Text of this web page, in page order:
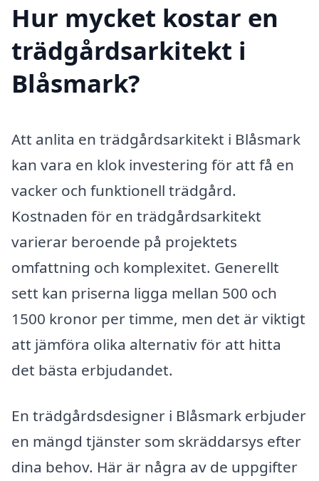
Hur mycket kostar en
trädgårdsarkitekt i
Blåsmark?
Att anlita en trädgårdsarkitekt i Blåsmark
kan vara en klok investering för att få en
vacker och funktionell trädgård.
Kostnaden för en trädgårdsarkitekt
varierar beroende på projektets
omfattning och komplexitet. Generellt
sett kan priserna ligga mellan 500 och
1500 kronor per timme, men det är viktigt
att jämföra olika alternativ för att hitta
det bästa erbjudandet.
En trädgårdsdesigner i Blåsmark erbjuder
en mängd tjänster som skräddarsys efter
dina behov. Här är några av de uppgifter